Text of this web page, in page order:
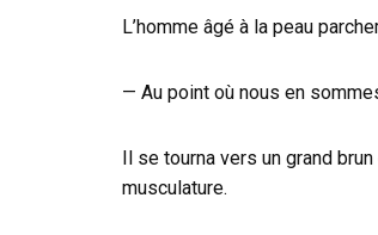
L’homme âgé à la peau
— Au point où nous en
Il se tourna vers un grand
musculature.